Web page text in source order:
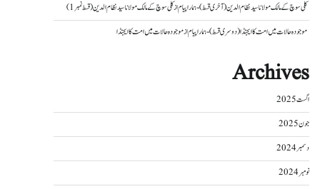
کلی سوچ کے مالک مولانا سید نظام الدین (آخری قسط) - ہمارا پیامازکلی سوچ کے مالک مولانا سید نظام الدین (قسط نمبر 1)
موجودہ حالات میں امت کا ایجنڈا (دوسری قسط) - ہمارا پیامازموجودہ حالات میں امت کا ایجنڈا
Archives
اگست 2025
جون 2025
دسمبر 2024
نومبر 2024